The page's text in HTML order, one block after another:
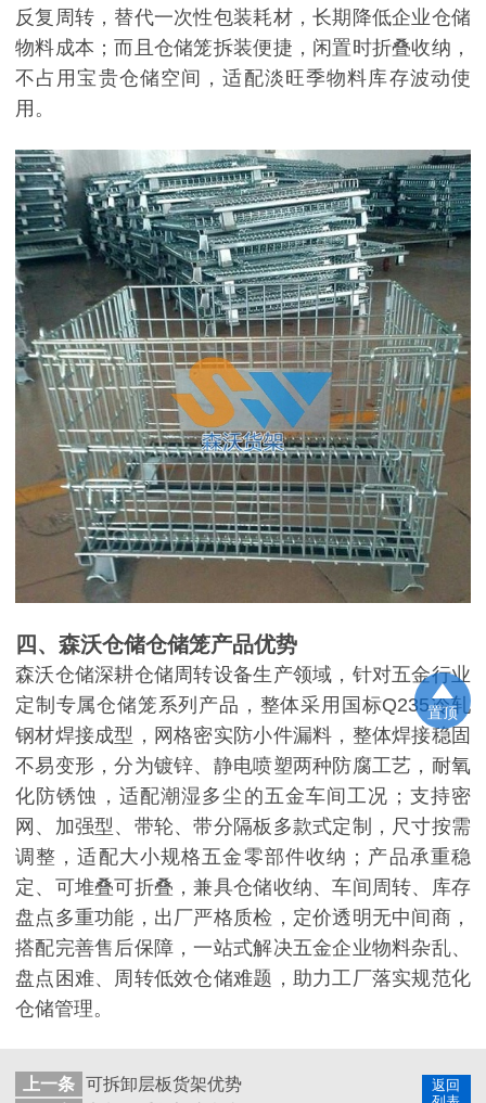
反复周转，替代一次性包装耗材，长期降低企业仓储
物料成本；而且仓储笼拆装便捷，闲置时折叠收纳，
不占用宝贵仓储空间，适配淡旺季物料库存波动使
用。
四、森沃仓储仓储笼产品优势
森沃仓储深耕仓储周转设备生产领域，针对五金行业
定制专属仓储笼系列产品，整体采用国标Q235冷轧
钢材焊接成型，网格密实防小件漏料，整体焊接稳固
不易变形，分为镀锌、静电喷塑两种防腐工艺，耐氧
化防锈蚀，适配潮湿多尘的五金车间工况；支持密
网、加强型、带轮、带分隔板多款式定制，尺寸按需
调整，适配大小规格五金零部件收纳；产品承重稳
定、可堆叠可折叠，兼具仓储收纳、车间周转、库存
盘点多重功能，出厂严格质检，定价透明无中间商，
搭配完善售后保障，一站式解决五金企业物料杂乱、
盘点困难、周转低效仓储难题，助力工厂落实规范化
仓储管理。
返回
上一条 可拆卸层板货架优势
置顶